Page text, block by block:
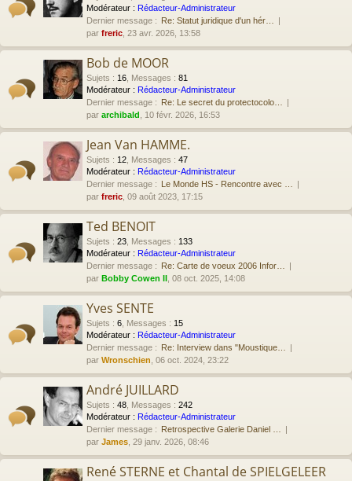
Modérateur : Rédacteur-Administrateur
Dernier message : Re: Statut juridique d'un hér…
par freric , 23 avr. 2026, 13:58
Bob de MOOR
Sujets : 16 Messages : 81
Modérateur : Rédacteur-Administrateur
Dernier message : Re: Le secret du protectocolo…
par archibald , 10 févr. 2026, 16:53
Jean Van HAMME.
Sujets : 12 Messages : 47
Modérateur : Rédacteur-Administrateur
Dernier message : Le Monde HS - Rencontre avec …
par freric , 09 août 2023, 17:15
Ted BENOIT
Sujets : 23 Messages : 133
Modérateur : Rédacteur-Administrateur
Dernier message : Re: Carte de voeux 2006 Infor…
par Bobby Cowen II , 08 oct. 2025, 14:08
Yves SENTE
Sujets : 6 Messages : 15
Modérateur : Rédacteur-Administrateur
Dernier message : Re: Interview dans "Moustique…
par Wronschien , 06 oct. 2024, 23:22
André JUILLARD
Sujets : 48 Messages : 242
Modérateur : Rédacteur-Administrateur
Dernier message : Retrospective Galerie Daniel …
par James , 29 janv. 2026, 08:46
René STERNE et Chantal de SPIELGELEER